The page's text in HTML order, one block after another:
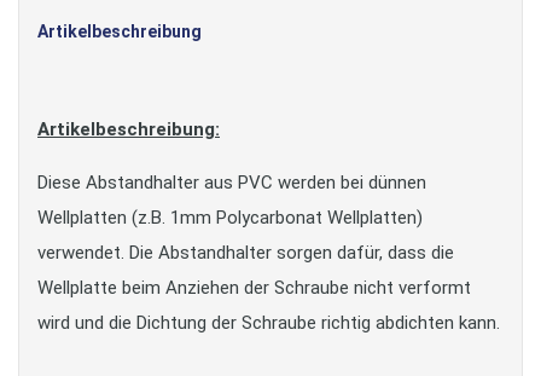
Artikelbeschreibung
Artikelbeschreibung:
Diese Abstandhalter aus PVC werden bei dünnen
Wellplatten (z.B. 1mm Polycarbonat Wellplatten)
verwendet. Die Abstandhalter sorgen dafür, dass die
Wellplatte beim Anziehen der Schraube nicht verformt
wird und die Dichtung der Schraube richtig abdichten kann.